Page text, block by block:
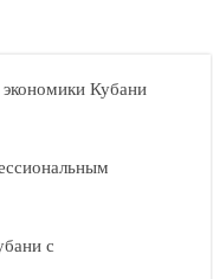
Кубани
с